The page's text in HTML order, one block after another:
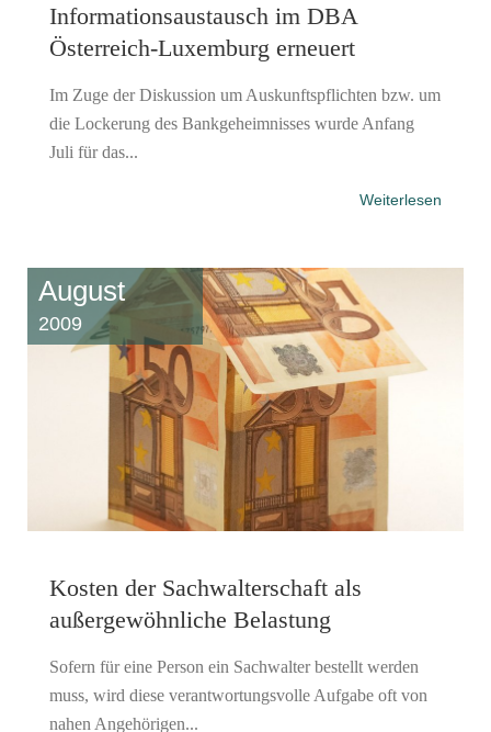
Informationsaustausch im DBA
Österreich-Luxemburg erneuert
Im Zuge der Diskussion um Auskunftspflichten bzw. um
die Lockerung des Bankgeheimnisses wurde Anfang
Juli für das...
Weiterlesen
August
2009
Kosten der Sachwalterschaft als
außergewöhnliche Belastung
Sofern für eine Person ein Sachwalter bestellt werden
muss, wird diese verantwortungsvolle Aufgabe oft von
nahen Angehörigen...